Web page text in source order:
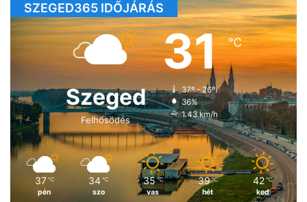
SZEGED365 IDŐJÁRÁS
Szeged
Felhősödés
31℃
37º - 26º
36%
1.43 km/h
37 ℃
pén
34 ℃
szo
35 ℃
vas
39 ℃
hét
42 ℃
ked